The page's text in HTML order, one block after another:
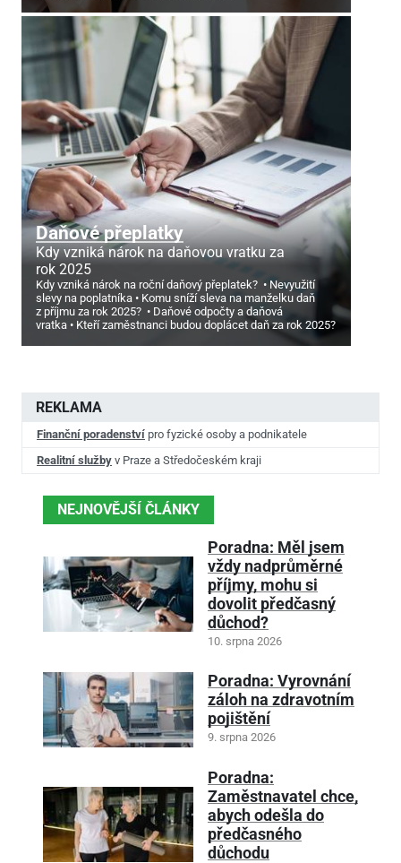
Daňové přeplatky
Kdy vzniká nárok na daňovou vratku za
rok 2025
Kdy vzniká nárok na roční daňový přeplatek?
Nevyužití
slevy na poplatníka
Komu sníží sleva na manželku daň
z příjmu za rok 2025?
Daňové odpočty a daňová
vratka
Kteří zaměstnanci budou doplácet daň za rok 2025?
REKLAMA
Finanční poradenství pro fyzické osoby a podnikatele
Realitní služby v Praze a Středočeském kraji
NEJNOVĚJŠÍ ČLÁNKY
Poradna: Měl jsem
vždy nadprůměrné
příjmy, mohu si
dovolit předčasný
důchod?
10. srpna 2026
Poradna: Vyrovnání
záloh na zdravotním
pojištění
9. srpna 2026
Poradna:
Zaměstnavatel chce,
abych odešla do
předčasného
důchodu